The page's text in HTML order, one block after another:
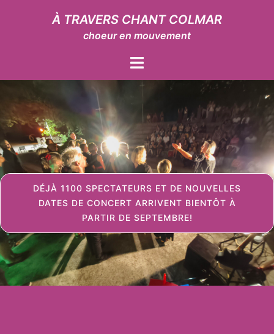
À TRAVERS CHANT COLMAR
choeur en mouvement
Ouvrir/fermer
DÉJÀ 1100 SPECTATEURS ET DE NOUVELLES
DATES DE CONCERT ARRIVENT BIENTÔT À
PARTIR DE SEPTEMBRE!